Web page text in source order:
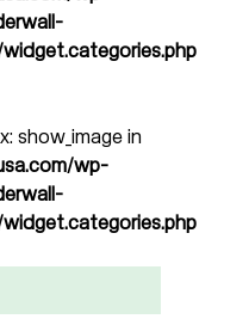
show_image in
wp-